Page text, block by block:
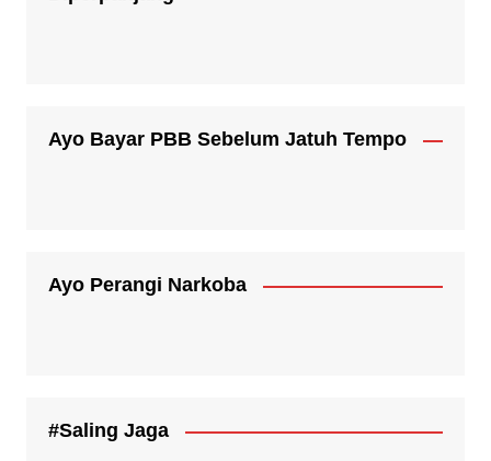
Ayo Bayar PBB Sebelum Jatuh Tempo
Ayo Perangi Narkoba
#Saling Jaga